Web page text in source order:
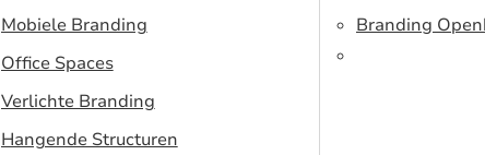
een flexibel
standbouwsysteem
Mobiele Branding
Office Spaces
Verlichte Branding
Hangende Structuren
Branding